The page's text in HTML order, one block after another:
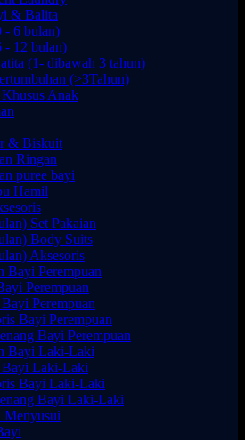
& Balita
- 6 bulan)
- 12 bulan)
(1- dibawah 3 tahun)
(>3Tahun)
Anak
& Biskuit
Ringan
puree bayi
Hamil
Set Pakaian
Body Suits
Aksesoris
Bayi Perempuan
Perempuan
Bayi Perempuan
Bayi Perempuan
Bayi Perempuan
Bayi Laki-Laki
Bayi Laki-Laki
Bayi Laki-Laki
Bayi Laki-Laki
Menyusui